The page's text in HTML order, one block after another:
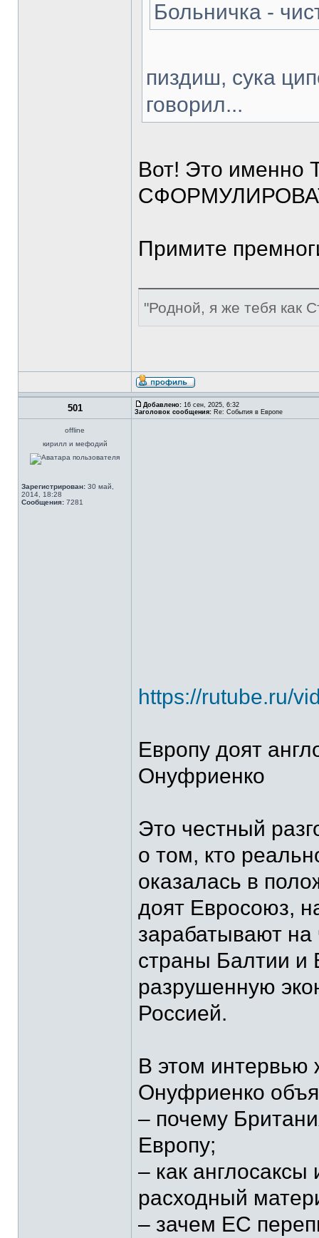
Больничка -
пиздиш, сука
говорил...
Вот! Это именно
Примите
"Родной, я же тебя как
501 Добавлено: 16 сен, 2025, 6:32
Заголовок сообщения: Re: События в Европе
offline
кирилл и мефодий
Зарегистрирован: 30 май,
2014, 18:28
Сообщения: 7281
https://rutube.ru/
Европу доят
Онуфриенко
Это честный
о том, кто
оказалась в
доят Евросоюз,
зарабатывают на
страны Балтии
разрушенную
Россией.
В этом интервью
Онуфриенко
– почему
Европу;
– как англосаксы
расходный
– зачем ЕС